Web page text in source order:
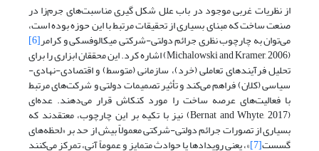
از نظریات غربی موجود در باب علل شکل گیری مناسبت‌های جرم‌زا در
صنعت ساخت که مبنای بسیاری از تحقیقات مرتبط با این حوزه بوده است،
می‌توان به چارچوب نظری جرائم دولتی-شرکتی میکالوفسکی و کرامر[6]
(Michalowski and Kramer, 2006) اشاره کرد. این محققان ابزاری را برای
تحلیل فرآیندهای تعاملی (خرد)، سازمانی (متوسط) و اقتصادی-نهادی-
سیاسی (کلان) فراهم می‌کند و تأثیر تصمیمات دولتی و شرکت‌های مرتبط
با فعالیت‌های عرصه ساخت را مورد کنکاش قرار می‌دهند. عده‌ای
(Bernat and Whyte, 2017) نیز با تکیه بر این چارچوب، معتقدند که
بسیاری از تصورات جرائم دولتی-شرکتی معمولاً بیش از حد بر «لحظه‌های
گسست[7] »، یعنی رویدادها یا حوادث متمایز و عموماً آنی، تمرکز می‌‌‌کنند